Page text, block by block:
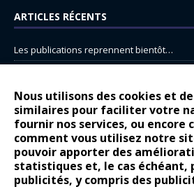
Nous utilisons des cookies et
similaires pour faciliter votre
fournir nos services, ou encore
comment vous utilisez notre
pouvoir apporter des
statistiques et, le cas échéant,
publicités, y compris des
ARTICLES RÉCENTS
Les publications reprennent bientôt…
14 juillet : nouveau film de marque pour
Renault Espace : voyage, voyage…
Peugeot E-208 GTi : naissance d’une
COMMENTAIRES RÉCENTS